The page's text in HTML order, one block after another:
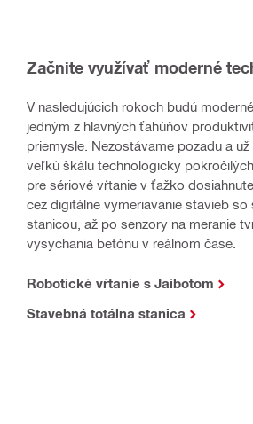
Začnite využívať moderné
V nasledujúcich rokoch budú
jedným z hlavných ťahúňov
priemysle. Nezostávame pozadu a
veľkú škálu technologicky
pre sériové vŕtanie v ťažko
cez digitálne vymeriavanie stavieb
stanicou, až po senzory na meranie
vysychania betónu v reálnom čase.
Robotické vŕtanie s Jaibotom
Stavebná totálna stanica